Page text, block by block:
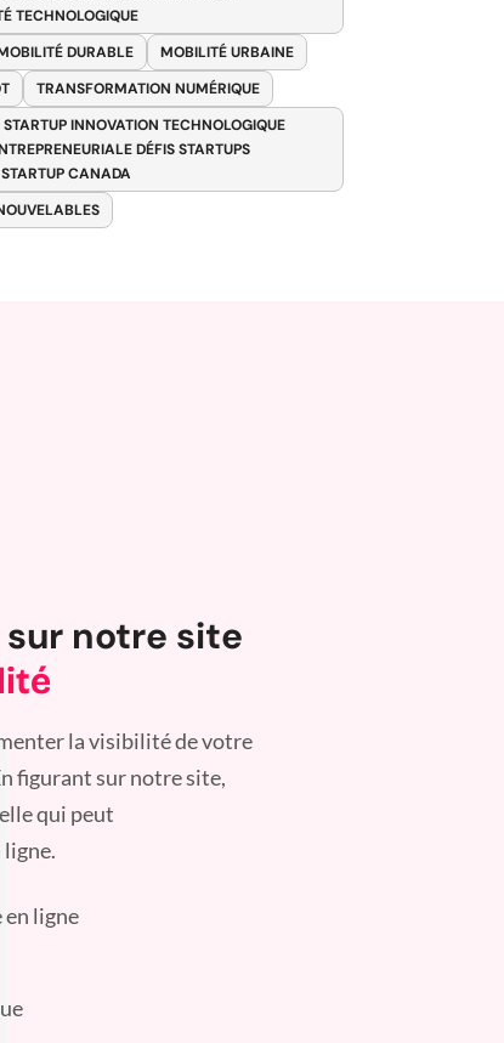
TECHNOLOGIQUE
DURABLE
MOBILITÉ URBAINE
TRANSFORMATION NUMÉRIQUE
INNOVATION TECHNOLOGIQUE
DÉFIS STARTUPS
CANADA
notre site
la visibilité de votre
figurant sur notre site,
qui peut
ligne